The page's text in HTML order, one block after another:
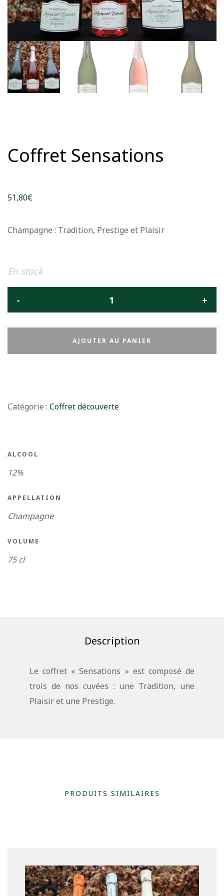
Coffret Sensations
51,80€
Champagne : Tradition, Prestige et Plaisir
En stock
AJOUTER AU PANIER
Catégorie : Coffret découverte
ALCOOL
12%
APPELLATION
Champagne
VOLUME
75 cl
Description
Le coffret « Sensations » est composé de
trois de nos cuvées : une Tradition, une
Plaisir et une Prestige.
PRODUITS SIMILAIRES